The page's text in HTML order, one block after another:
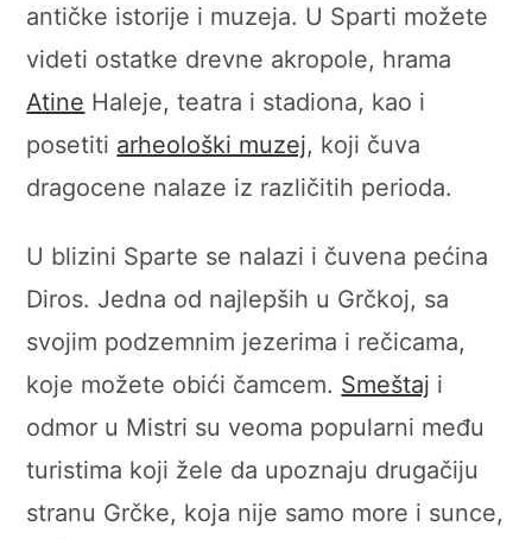
antičke istorije i muzeja. U Sparti možete
videti ostatke drevne akropole, hrama
Atine Haleje, teatra i stadiona, kao i
posetiti arheološki muzej, koji čuva
dragocene nalaze iz različitih perioda.
U blizini Sparte se nalazi i čuvena pećina
Diros. Jedna od najlepših u Grčkoj, sa
svojim podzemnim jezerima i rečicama,
koje možete obići čamcem. Smeštaj i
odmor u Mistri su veoma popularni među
turistima koji žele da upoznaju drugačiju
stranu Grčke, koja nije samo more i sunce,